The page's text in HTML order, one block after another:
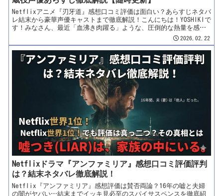
Netflixアニメ『刃牙道』感想口コミ評価は面白い？あらすじネタバ
レ結末から豪華声優キャストまで徹底解説！こんにちは！YOSHIKIで
す！みなさん、最近「血沸き肉躍る」ような、圧倒的な熱量を感じ
ていますか？日常の退屈さに少し嫌気がさして、「とにかくアドレ
ナリンが爆発するような凄いものが見たい！」と思っているそこの
あなた。本日紹介するのは、そんな退屈な日常を一刀両断にしてく
れる、地上最強のエンターテインメント。2026年2月26日（木）、
Netflixが全世界に向けて一挙配信を仕掛ける超弩級アニメーショ
ン……『刃牙道』（英題：BAKI-DOU: The Invincible Samurai）
です！あの「史上最大の親子喧嘩」を終え、闘いの極致へ達してし
まった地下闘技場の戦士たち。彼らを待ち受けていたのは、戦う相
手がいないという「耐え難い退屈」でした。しかし、そんな彼らの
前に、あの「宮本武蔵」が現代のクローン技術と降霊術によって蘇
り、日本刀を提げて立ちはだかります！「地下闘技場、ついに武器
使用解禁ってマジ！？」「武蔵役の内田直哉さんの声が狂気じみて
て最高すぎる…」「ネトフリの資金力×トムス...
2026.02.22
Netflixドラマ『アンファミリア』感想口コミ評価評判
は？結末ネタバレ徹底解説！
Netflix『アンファミリア』感想評価は賛否両論？16年の嘘と夫婦
の闇がヤバい…結末までイッキ見必至のスパイサスペンスを徹底紹